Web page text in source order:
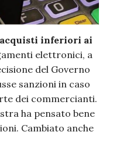
inferiori ai
elettronici, a
del Governo
sanzioni in caso
dei commercianti.
ha pensato bene
Cambiato anche